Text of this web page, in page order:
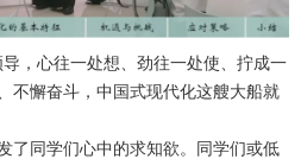
，心往一处想、劲往一处使、拧成一
不懈奋斗，中国式现代化这艘大船就
了同学们心中的求知欲。同学们或低